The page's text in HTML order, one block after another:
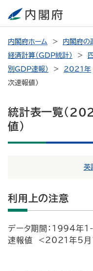
内閣府ホーム 内閣府の
経済計算（GDP統計）
別GDP速報）
2021年
次速報値）
統計表一覧（
値）
英
利用上の注意
データ期間：1994年
速報値 <2021年5月